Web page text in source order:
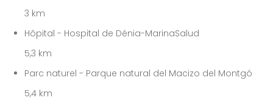
3 km
Hôpital - Hospital de Dénia-MarinaSalud
5,3 km
Parc naturel - Parque natural del Macizo del Montgó
5,4 km